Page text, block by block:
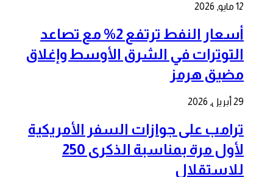
12 مايو, 2026
أسعار النفط ترتفع 2% مع تصاعد
التوترات في الشرق الأوسط وإغلاق
مضيق هرمز
29 أبريل, 2026
ترامب على جوازات السفر الأمريكية
لأول مرة بمناسبة الذكرى 250
للاستقلال